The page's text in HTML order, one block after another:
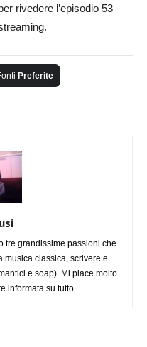
rivedere l’episodio 53
Preferite
tre grandissime passioni che
musica classica, scrivere e
e soap). Mi piace molto
informata su tutto.